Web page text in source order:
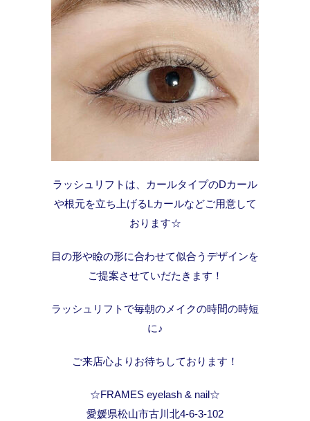
ラッシュリフトは、カールタイプのDカール
や根元を立ち上げるLカールなどご用意して
おります☆
目の形や瞼の形に合わせて似合うデザインを
ご提案させていだたきます！
ラッシュリフトで毎朝のメイクの時間の時短
に♪
ご来店心よりお待ちしております！
☆FRAMES eyelash & nail☆
愛媛県松山市古川北4-6-3-102